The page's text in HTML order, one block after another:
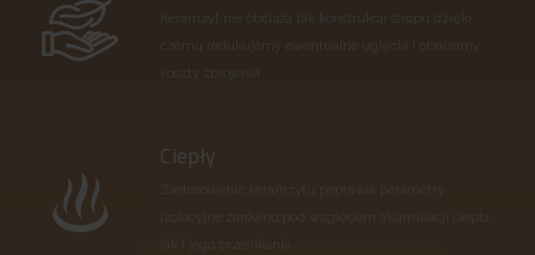
Keramzyt nie obciąża tak konstrukcji stropu dzięki
czemu redukujemy ewentualne ugięcia i obniżamy
koszty zbrojenia
Ciepły
Zastosowanie keramzytu poprawia parametry
izolacyjne zarówno pod względem akumulacji ciepła
jak i jego przenikania